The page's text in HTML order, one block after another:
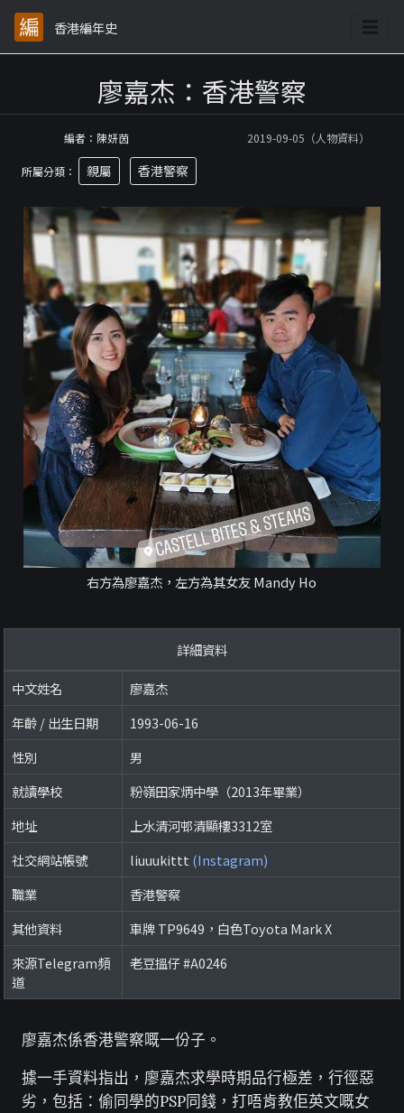
香港編年史
廖嘉杰：香港警察
編者：陳妍茵 2019-09-05（人物資料）
所屬分類： 親屬 香港警察
右方為廖嘉杰，左方為其女友 Mandy Ho
詳細資料
中文姓名
廖嘉杰
年齡 / 出生日期
1993-06-16
性別
男
就讀學校
粉嶺田家炳中學（2013年畢業）
地址
上水清河邨清顯樓3312室
社交網站帳號
liuuukittt (Instagram)
職業
香港警察
其他資料
車牌 TP9649，白色Toyota Mark X
來源Telegram頻
道
老豆搵仔 #A0246
廖嘉杰係香港警察嘅一份子。
據一手資料指出，廖嘉杰求學時期品行極差，行徑惡
劣，包括：偷同學的PSP同錢，打唔肯教佢英文嘅女